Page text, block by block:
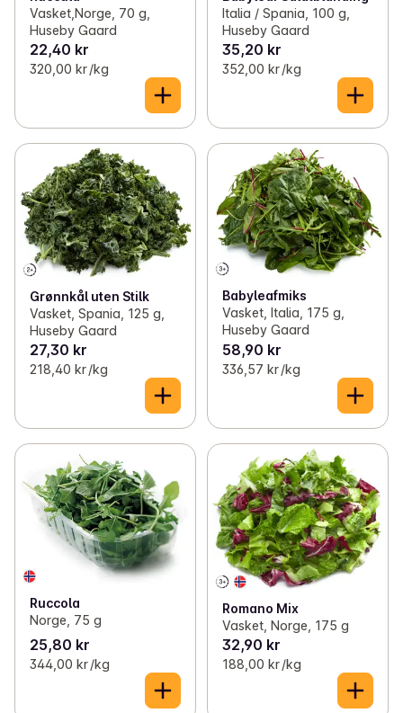
Vasket,Norge, 70 g,
Huseby Gaard
22,40 kr
320,00 kr /kg
Italia / Spania, 100 g,
Huseby Gaard
35,20 kr
352,00 kr /kg
Grønnkål uten Stilk
Vasket, Spania, 125 g,
Huseby Gaard
27,30 kr
218,40 kr /kg
Babyleafmiks
Vasket, Italia, 175 g,
Huseby Gaard
58,90 kr
336,57 kr /kg
Ruccola
Norge, 75 g
25,80 kr
344,00 kr /kg
Romano Mix
Vasket, Norge, 175 g
32,90 kr
188,00 kr /kg